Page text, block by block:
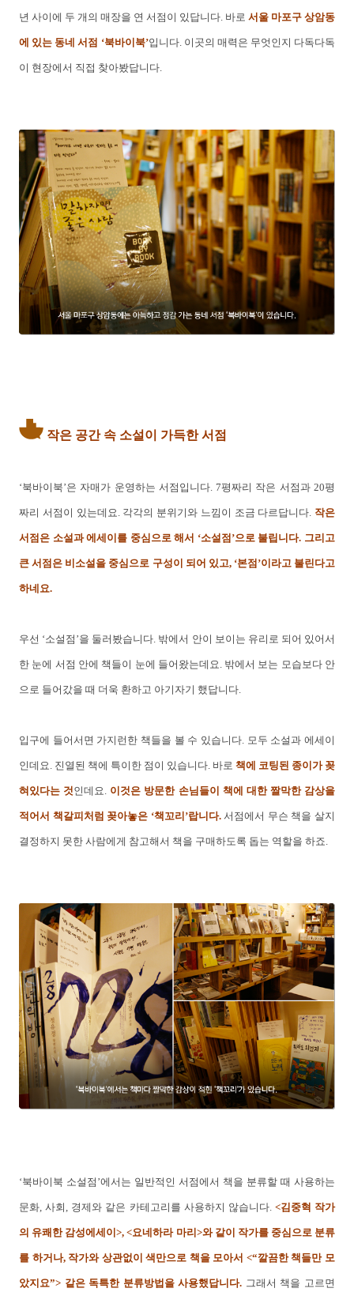
년 사이에 두 개의 매장을 연 서점이 있답니다. 바로 서울 마포구 상암동
에 있는 동네 서점 ‘북바이북’입니다. 이곳의 매력은 무엇인지 다독다독
이 현장에서 직접 찾아봤답니다.
작은 공간 속 소설이 가득한 서점
‘북바이북’은 자매가 운영하는 서점입니다. 7평짜리 작은 서점과 20평
짜리 서점이 있는데요. 각각의 분위기와 느낌이 조금 다르답니다. 작은
서점은 소설과 에세이를 중심으로 해서 ‘소설점’으로 불립니다. 그리고
큰 서점은 비소설을 중심으로 구성이 되어 있고, ‘본점’이라고 불린다고
하네요.
우선 ‘소설점’을 둘러봤습니다. 밖에서 안이 보이는 유리로 되어 있어서
한 눈에 서점 안에 책들이 눈에 들어왔는데요. 밖에서 보는 모습보다 안
으로 들어갔을 때 더욱 환하고 아기자기 했답니다.
입구에 들어서면 가지런한 책들을 볼 수 있습니다. 모두 소설과 에세이
인데요. 진열된 책에 특이한 점이 있습니다. 바로 책에 코팅된 종이가 꽂
혀있다는 것인데요. 이것은 방문한 손님들이 책에 대한 짤막한 감상을
적어서 책갈피처럼 꽂아놓은 ‘책꼬리’랍니다.서점에서 무슨 책을 살지
결정하지 못한 사람에게 참고해서 책을 구매하도록 돕는 역할을 하죠.
‘북바이북 소설점’에서는 일반적인 서점에서 책을 분류할 때 사용하는
문화, 사회, 경제와 같은 카테고리를 사용하지 않습니다. <김중혁 작가
의 유쾌한 감성에세이>, <요네하라 마리>와 같이 작가를 중심으로 분류
를 하거나, 작가와 상관없이 색만으로 책을 모아서 <“깔끔한 책들만 모
았지요”> 같은 독특한 분류방법을 사용했답니다. 그래서 책을 고르면